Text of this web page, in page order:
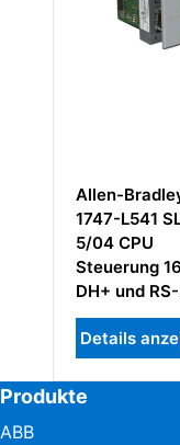
Allen-
1747-L541
5/04 CPU
Steuerung
DH+ und
Details
Produkte
ABB